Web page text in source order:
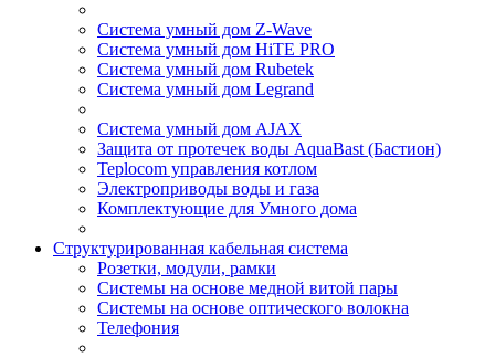
Система умный дом Z-Wave
Система умный дом HiTE PRO
Система умный дом Rubetek
Система умный дом Legrand
Система умный дом AJAX
Защита от протечек воды AquaBast (Бастион)
Teplocom управления котлом
Электроприводы воды и газа
Комплектующие для Умного дома
Структурированная кабельная система
Розетки, модули, рамки
Системы на основе медной витой пары
Системы на основе оптического волокна
Телефония